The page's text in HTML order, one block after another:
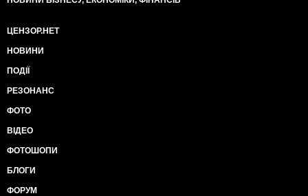
ЦЕНЗОР.НЕТ
НОВИНИ
ПОДІЇ
РЕЗОНАНС
ФОТО
ВІДЕО
ФОТОШОПИ
БЛОГИ
ФОРУМ